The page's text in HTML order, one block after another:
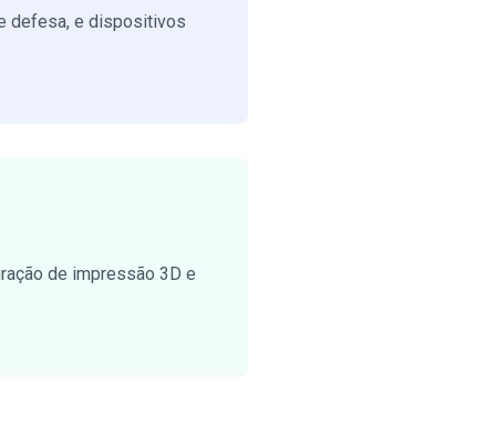
defesa, e dispositivos
de impressão 3D e